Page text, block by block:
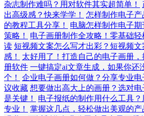
杂志制作难吗？用对软件其实超简单！
出高级感？快来学学！
怎样制作电子产
的教程工具分享！
电脑怎样制作电子
策略！
电子画册制作全攻略！零基础
读 短视频文案怎么写才出彩？短视频
感！
太好用了！打造自己的电子画册
册软件 一键搞定ai文章生成，如果你还
个！
企业电子画册如何做？分享专业
议收藏 想要做出高大上的画册？选对
是关键！
电子报纸的制作用什么工具？
专业！
掌握这几点，轻松做出美观的产